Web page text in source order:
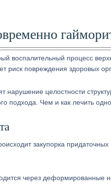
воспалительный процесс
повреждения здоровых
нарушение целостности
подхода. Чем и как лечить
закупорка
через деформированные